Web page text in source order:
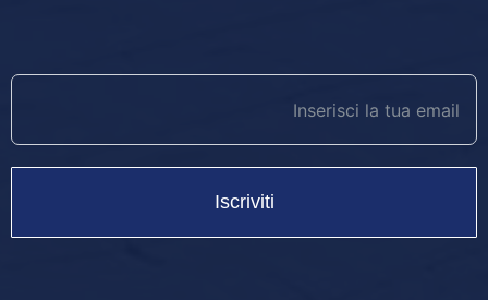
Iscriviti